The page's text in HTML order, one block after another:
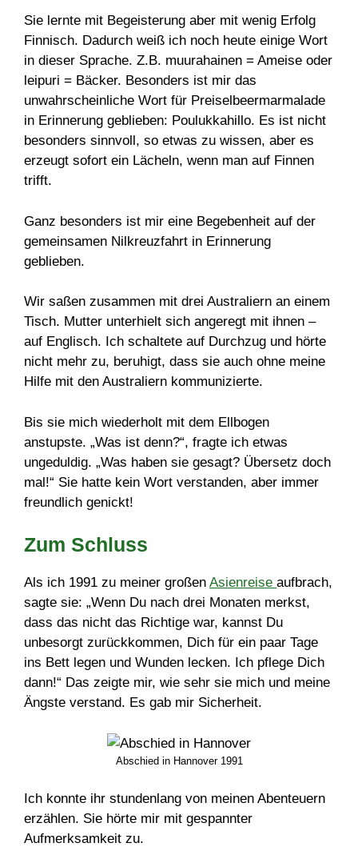
Sie lernte mit Begeisterung aber mit wenig Erfolg
Finnisch. Dadurch weiß ich noch heute einige Wort
in dieser Sprache. Z.B. muurahainen = Ameise oder
leipuri = Bäcker. Besonders ist mir das
unwahrscheinliche Wort für Preiselbeermarmalade
in Erinnerung geblieben: Poulukkahillo. Es ist nicht
besonders sinnvoll, so etwas zu wissen, aber es
erzeugt sofort ein Lächeln, wenn man auf Finnen
trifft.
Ganz besonders ist mir eine Begebenheit auf der
gemeinsamen Nilkreuzfahrt in Erinnerung
geblieben.
Wir saßen zusammen mit drei Australiern an einem
Tisch. Mutter unterhielt sich angeregt mit ihnen –
auf Englisch. Ich schaltete auf Durchzug und hörte
nicht mehr zu, beruhigt, dass sie auch ohne meine
Hilfe mit den Australiern kommunizierte.
Bis sie mich wiederholt mit dem Ellbogen
anstupste. „Was ist denn?“, fragte ich etwas
ungeduldig. „Was haben sie gesagt? Übersetz doch
mal!“ Sie hatte kein Wort verstanden, aber immer
freundlich genickt!
Zum Schluss
Als ich 1991 zu meiner großen Asienreise aufbrach,
sagte sie: „Wenn Du nach drei Monaten merkst,
dass das nicht das Richtige war, kannst Du
unbesorgt zurückkommen, Dich für ein paar Tage
ins Bett legen und Wunden lecken. Ich pflege Dich
dann!“ Das zeigte mir, wie sehr sie mich und meine
Ängste verstand. Es gab mir Sicherheit.
Abschied in Hannover 1991
Ich konnte ihr stundenlang von meinen Abenteuern
erzählen. Sie hörte mir mit gespannter
Aufmerksamkeit zu.